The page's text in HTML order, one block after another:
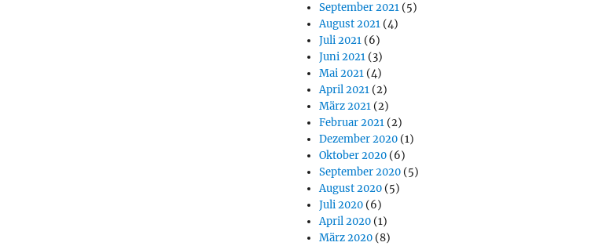
September 2021 (5)
August 2021 (4)
Juli 2021 (6)
Juni 2021 (3)
Mai 2021 (4)
April 2021 (2)
März 2021 (2)
Februar 2021 (2)
Dezember 2020 (1)
Oktober 2020 (6)
September 2020 (5)
August 2020 (5)
Juli 2020 (6)
April 2020 (1)
März 2020 (8)